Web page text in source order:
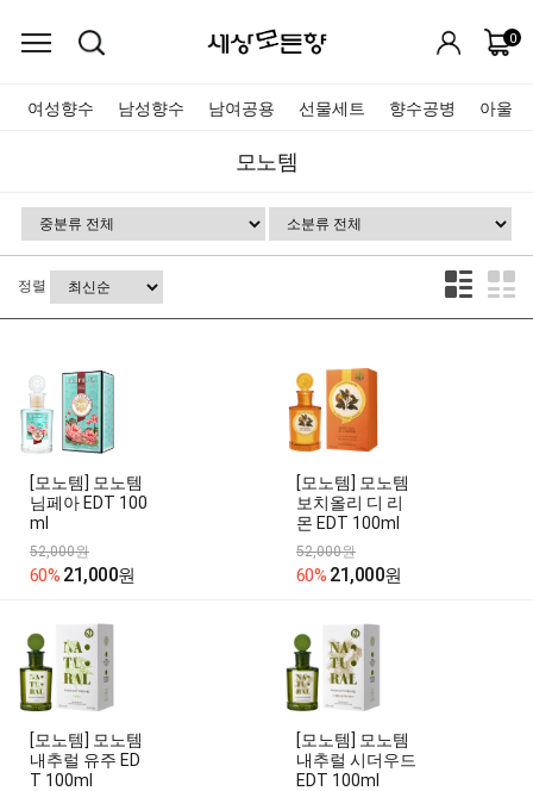
0
여성향수 남성향수 남여공용 선물세트 향수공병 아울렛
모노템
정렬
[모노템] 모노템
님페아 EDT 100
ml
52,000원
60% 21,000원
[모노템] 모노템
보치올리 디 리
몬 EDT 100ml
52,000원
60% 21,000원
[모노템] 모노템
내추럴 유주 ED
T 100ml
[모노템] 모노템
내추럴 시더우드
EDT 100ml